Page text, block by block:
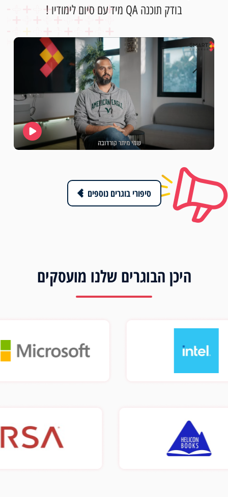
בודק תוכנה QA מיד עם סיום לימודיו !
סיפורי בוגרים נוספים
היכן הבוגרים שלנו מועסקים